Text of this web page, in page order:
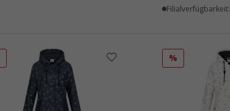
Filialverfügbarkeit:
%